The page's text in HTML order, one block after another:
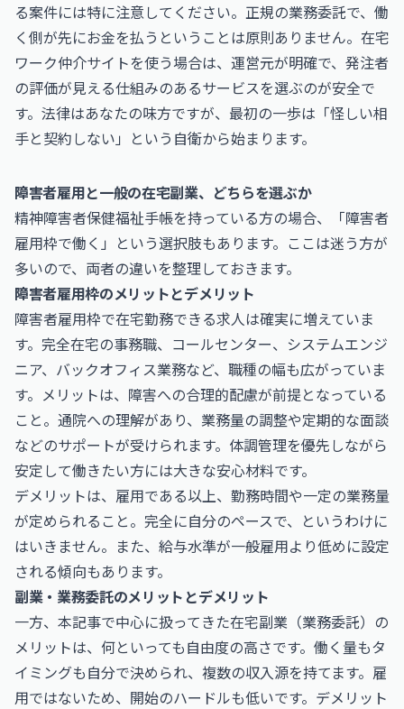
る案件には特に注意してください。正規の業務委託で、働
く側が先にお金を払うということは原則ありません。在宅
ワーク仲介サイトを使う場合は、運営元が明確で、発注者
の評価が見える仕組みのあるサービスを選ぶのが安全で
す。法律はあなたの味方ですが、最初の一歩は「怪しい相
手と契約しない」という自衛から始まります。
障害者雇用と一般の在宅副業、どちらを選ぶか
精神障害者保健福祉手帳を持っている方の場合、「障害者
雇用枠で働く」という選択肢もあります。ここは迷う方が
多いので、両者の違いを整理しておきます。
障害者雇用枠のメリットとデメリット
障害者雇用枠で在宅勤務できる求人は確実に増えていま
す。完全在宅の事務職、コールセンター、システムエンジ
ニア、バックオフィス業務など、職種の幅も広がっていま
す。メリットは、障害への合理的配慮が前提となっている
こと。通院への理解があり、業務量の調整や定期的な面談
などのサポートが受けられます。体調管理を優先しながら
安定して働きたい方には大きな安心材料です。
デメリットは、雇用である以上、勤務時間や一定の業務量
が定められること。完全に自分のペースで、というわけに
はいきません。また、給与水準が一般雇用より低めに設定
される傾向もあります。
副業・業務委託のメリットとデメリット
一方、本記事で中心に扱ってきた在宅副業（業務委託）の
メリットは、何といっても自由度の高さです。働く量もタ
イミングも自分で決められ、複数の収入源を持てます。雇
用ではないため、開始のハードルも低いです。デメリット